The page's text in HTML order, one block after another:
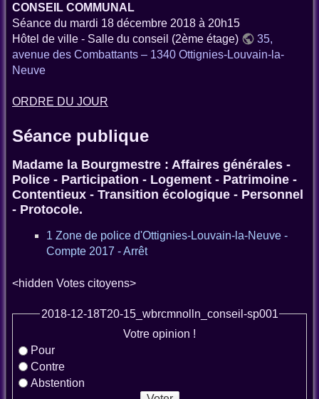
CONSEIL COMMUNAL
Séance du mardi 18 décembre 2018 à 20h15
Hôtel de ville - Salle du conseil (2ème étage)
35,
avenue des Combattants – 1340 Ottignies-Louvain-la-
Neuve
ORDRE DU JOUR
Séance publique
Madame la Bourgmestre : Affaires générales -
Police - Participation - Logement - Patrimoine -
Contentieux - Transition écologique - Personnel
- Protocole.
1 Zone de police d'Ottignies-Louvain-la-Neuve -
Compte 2017 - Arrêt
<hidden Votes citoyens>
2018-12-18T20-15_wbrcmnolln_conseil-sp001
Votre opinion !
Pour
Contre
Abstention